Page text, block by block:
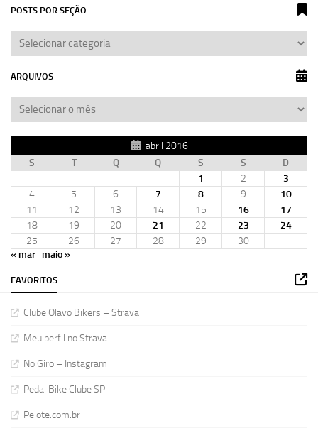
POSTS POR SEÇÃO
ARQUIVOS
abril 2016
S
T Q Q S S
D
1
2
3
4
5 6 7 8 9
10
11
12 13 14 15 16
17
18
19 20 21 22 23
24
25
26 27 28 29
30
« mar maio »
FAVORITOS
Clube Olavo Bikers – Strava
Meu perfil no Strava
No Giro – Instagram
Pedal Bike Clube SP
Pelote.com.br